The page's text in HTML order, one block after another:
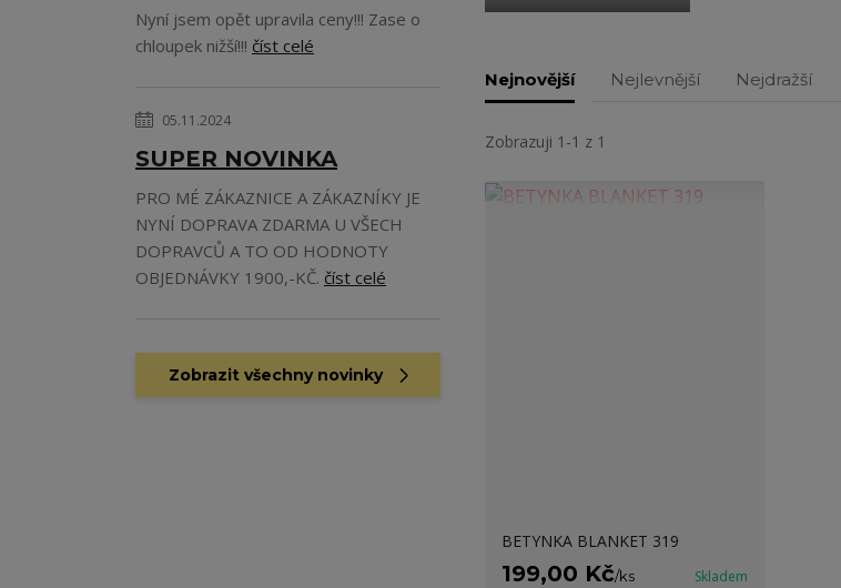
Nejnovější Nejlevnější Nejdražší
Zobrazuji 1-1 z 1
BETYNKA BLANKET 319
199,00 Kč/ks Skladem
Nyní jsem opět upravila ceny!!! Zase o
chloupek nižší!!! číst celé
05.11.2024
SUPER NOVINKA
PRO MÉ ZÁKAZNICE A ZÁKAZNÍKY JE
NYNÍ DOPRAVA ZDARMA U VŠECH
DOPRAVCŮ A TO OD HODNOTY
OBJEDNÁVKY 1900,-KČ. číst celé
Zobrazit všechny novinky